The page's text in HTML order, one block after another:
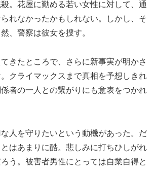
。花屋に勤める若い女性に対して、通
れなかったかもしれない。しかし、そ
、警察は彼女を捜す。
きたところで、さらに新事実が明かさ
クライマックスまで真相を予想しきれ
者の一人との繋がりにも意表をつかれ
人を守りたいという動機があった。だ
はあまりに酷。悲しみに打ちひしがれ
う。被害者男性にとっては自業自得と